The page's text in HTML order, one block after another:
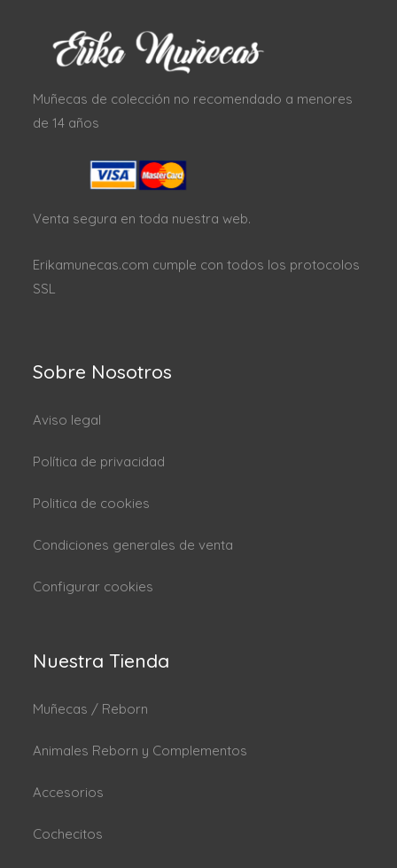
Muñecas de colección no recomendado a menores
de 14 años
Venta segura en toda nuestra web.
Erikamunecas.com cumple con todos los protocolos
SSL
Sobre Nosotros
Aviso legal
Política de privacidad
Politica de cookies
Condiciones generales de venta
Configurar cookies
Nuestra Tienda
Muñecas / Reborn
Animales Reborn y Complementos
Accesorios
Cochecitos